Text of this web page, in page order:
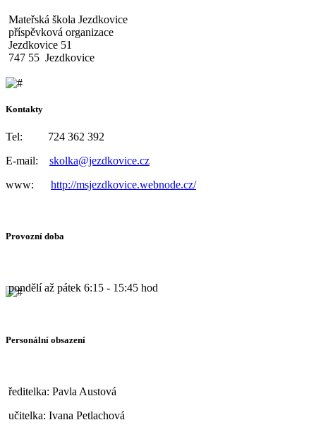
Mateřská škola Jezdkovice
příspěvková organizace
Jezdkovice 51
747 55 Jezdkovice
Kontakty
Tel: 724 362 392
E-mail: skolka@jezdkovice.cz
www: http://msjezdkovice.webnode.cz/
Provozní doba
pondělí až pátek 6:15 - 15:45 hod
Personální obsazení
ředitelka: Pavla Austová
učitelka: Ivana Petlachová